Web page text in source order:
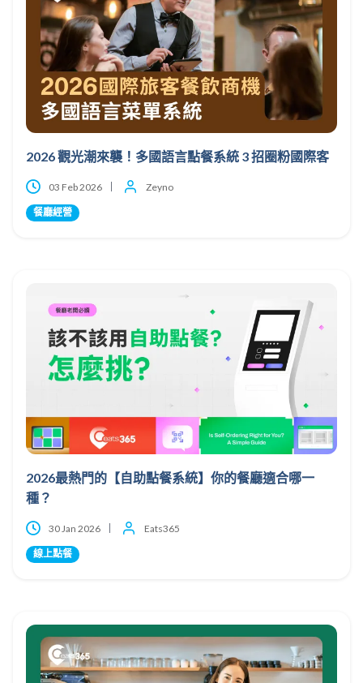
2026 觀光潮來襲！多國語言點餐系統 3 招圈粉國際客
03 Feb 2026 Zeyno
餐廳經營
2026最熱門的【自助點餐系統】你的餐廳適合哪一
種？
30 Jan 2026 Eats365
線上點餐